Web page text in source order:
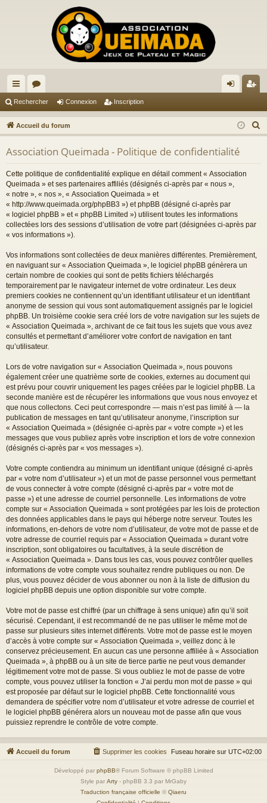
ac
co
ur
ci
s
or
u
m
s
ne
xi
on
cri
pti
Rechercher Connexion Inscription
Accueil du forum
e
Association Queimada - Politique de confidentialité
Cette politique de confidentialité explique en détail comment « Association
Queimada » et ses partenaires affiliés (désignés ci-après par « nous »,
« notre », « nos », « Association Queimada » et
« http://www.queimada.org/phpBB3 ») et phpBB (désigné ci-après par
« logiciel phpBB » et « phpBB Limited ») utilisent toutes les informations
collectées lors des sessions d’utilisation de votre part (désignées ci-après par
« vos informations »).
Vos informations sont collectées de deux manières différentes. Premièrement,
en naviguant sur « Association Queimada », le logiciel phpBB génèrera un
certain nombre de cookies qui sont de petits fichiers téléchargés
temporairement par le navigateur internet de votre ordinateur. Les deux
premiers cookies ne contiennent qu’un identifiant utilisateur et un identifiant
anonyme de session qui vous sont automatiquement assignés par le logiciel
phpBB. Un troisième cookie sera créé lors de votre navigation sur les sujets de
« Association Queimada », archivant de ce fait tous les sujets que vous avez
consultés et permettant d’améliorer votre confort de navigation en tant
qu’utilisateur.
Lors de votre navigation sur « Association Queimada », nous pouvons
également créer une quatrième sorte de cookies, externes au document qui
est prévu pour couvrir uniquement les pages créées par le logiciel phpBB. La
seconde manière est de récupérer les informations que vous nous envoyez et
que nous collectons. Ceci peut correspondre — mais n’est pas limité à — la
publication de messages en tant qu’utilisateur anonyme, l’inscription sur
« Association Queimada » (désignée ci-après par « votre compte ») et les
messages que vous publiez après votre inscription et lors de votre connexion
(désignés ci-après par « vos messages »).
Votre compte contiendra au minimum un identifiant unique (désigné ci-après
par « votre nom d’utilisateur ») et un mot de passe personnel vous permettant
de vous connecter à votre compte (désigné ci-après par « votre mot de
passe ») et une adresse de courriel personnelle. Les informations de votre
compte sur « Association Queimada » sont protégées par les lois de protection
des données applicables dans le pays qui héberge notre serveur. Toutes les
informations, en-dehors de votre nom d’utilisateur, de votre mot de passe et de
votre adresse de courriel requis par « Association Queimada » durant votre
inscription, sont obligatoires ou facultatives, à la seule discrétion de
« Association Queimada ». Dans tous les cas, vous pouvez contrôler quelles
informations de votre compte vous souhaitez rendre publiques ou non. De
plus, vous pouvez décider de vous abonner ou non à la liste de diffusion du
logiciel phpBB depuis une option disponible sur votre compte.
Votre mot de passe est chiffré (par un chiffrage à sens unique) afin qu’il soit
sécurisé. Cependant, il est recommandé de ne pas utiliser le même mot de
passe sur plusieurs sites internet différents. Votre mot de passe est le moyen
d’accès à votre compte sur « Association Queimada », veillez donc à le
conservez précieusement. En aucun cas une personne affiliée à « Association
Queimada », à phpBB ou à un site de tierce partie ne peut vous demander
légitimement votre mot de passe. Si vous oubliez le mot de passe de votre
compte, vous pouvez utiliser la fonction « J’ai perdu mon mot de passe » qui
est proposée par défaut sur le logiciel phpBB. Cette fonctionnalité vous
demandera de spécifier votre nom d’utilisateur et votre adresse de courriel et
le logiciel phpBB générera alors un nouveau mot de passe afin que vous
puissiez reprendre le contrôle de votre compte.
Accueil du forum Fuseau horaire sur UTC+02:00
Supprimer les cookies
Développé par phpBB® Forum Software © phpBB Limited
Style par Arty - phpBB 3.3 par MrGaby
Traduction française officielle © Qiaeru